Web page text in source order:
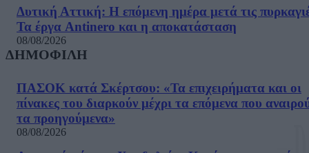
Δυτική Αττική: Η επόμενη ημέρα μετά τις
Τα έργα Antinero και η αποκατάσταση
08/08/2026
ΔΗΜΟΦΙΛΗ
ΠΑΣΟΚ κατά Σκέρτσου: «Τα επιχειρήματα και οι
πίνακες του διαρκούν μέχρι τα επόμενα που
τα προηγούμενα»
08/08/2026